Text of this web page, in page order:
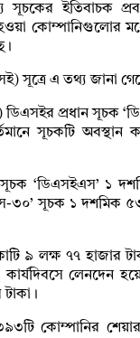
সূচকের ইতিবাচক
কোম্পানিগুলোর
সূত্রে এ তথ্য জানা
ডিএসইর প্রধান সূচক
সূচকটি
‘ডিএসইএস’ ১
৩০’ সূচক ১ দশমিক
৯ লক্ষ ৭৭ হাজার
লেনদেন
কোম্পানির